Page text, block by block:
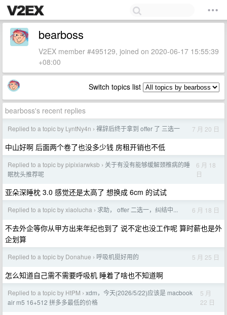
bearboss
V2EX member #495129, joined on 2020-06-17 15:55:39
+08:00
Switch topics list
bearboss's recent replies
Replied to a topic by LyntNy4n › 裸辞后终于拿到 offer 了 三选一 7 月 20 日
中山好啊 后面两个卷了也没多少钱 房租开销也不低
Replied to a topic by pipixiarwksb › 关于有没有能够缓解颈椎病的睡
眠枕头推荐呢
6 月 18
日
亚朵深睡枕 3.0 感觉还是太高了 想换成 6cm 的试试
Replied to a topic by xiaolucha › 求助， offer 二选一，纠结中... 6 月 18 日
不去外企等你从甲方出来年纪也到了 说不定也没工作呢 算时薪也是外
企划算
Replied to a topic by Donahue › 呼吸机挺好用的 5 月 25 日
怎么知道自己需不需要呼吸机 睡着了啥也不知道啊
Replied to a topic by HtPM › xdm，今天(2026/5/22)应该是 macbook
air m5 16+512 拼多多最低的价格
5 月
22 日